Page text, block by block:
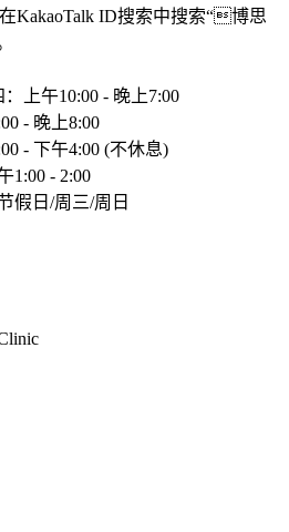
KakaoTalk ID搜索中搜索“博思
上午10:00 - 晚上7:00
- 晚上8:00
- 下午4:00 (不休息)
1:00 - 2:00
假日/周三/周日